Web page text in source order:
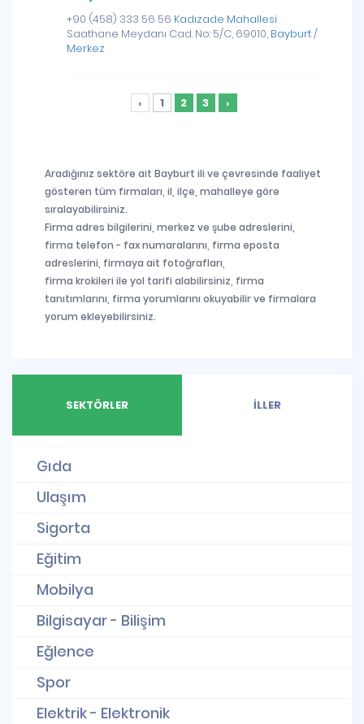
+90 (458) 333 56 56 Kadızade Mahallesi
Saathane Meydanı Cad. No: 5/C, 69010, Bayburt/
Merkez
‹ 1 2 3 ›
Aradığınız sektöre ait Bayburt ili ve çevresinde faaliyet
gösteren tüm firmaları, il, ilçe, mahalleye göre
sıralayabilirsiniz.
Firma adres bilgilerini, merkez ve şube adreslerini,
firma telefon - fax numaralarını, firma eposta
adreslerini, firmaya ait fotoğrafları,
firma krokileri ile yol tarifi alabilirsiniz, firma
tanıtımlarını, firma yorumlarını okuyabilir ve firmalara
yorum ekleyebilirsiniz.
SEKTÖRLER İLLER
Gıda
Ulaşım
Sigorta
Eğitim
Mobilya
Bilgisayar - Bilişim
Eğlence
Spor
Elektrik - Elektronik